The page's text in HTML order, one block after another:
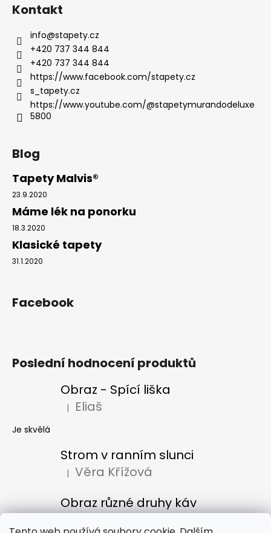
Kontakt
info@stapety.cz
+420 737 344 844
+420 737 344 844
https://www.facebook.com/stapety.cz
s_tapety.cz
https://www.youtube.com/@stapetymurandodeluxe
5800
Blog
Tapety Malvis®
23.9.2020
Máme lék na ponorku
18.3.2020
Klasické tapety
31.1.2020
Facebook
Poslední hodnocení produktů
Obraz - Spící liška
Hodnocení produktu je 5 z 5 hvězdiček.
| Eliaš
Je skvělá
Strom v ranním slunci
Hodnocení produktu je 5 z 5 hvězdiček.
| Věra Křížová
Obraz různé druhy káv
Hodnocení produktu je 5 z 5 hvězdiček.